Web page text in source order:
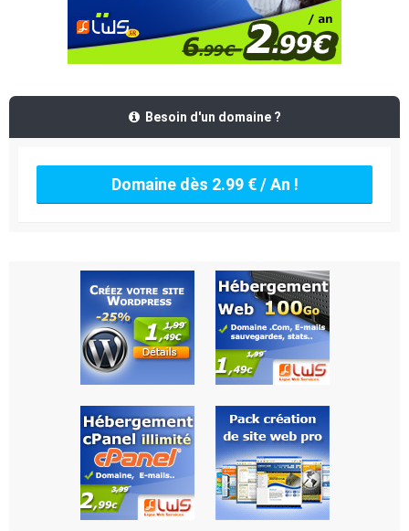
Besoin d'un domaine ?
Domaine dès 2.99 € / An !